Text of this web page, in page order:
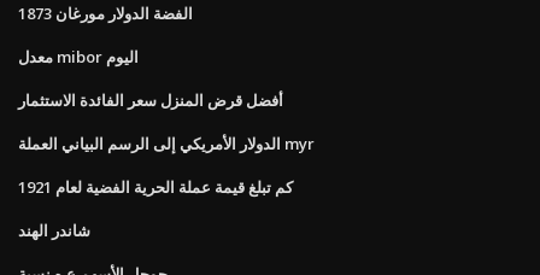
1873 الفضة الدولار مورغان
معدل mibor اليوم
أفضل قرض المنزل سعر الفائدة الاستثمار
الدولار الأمريكي إلى الرسم البياني العملة myr
كم تبلغ قيمة عملة الحرية الفضية لعام 1921
شاندر الهند